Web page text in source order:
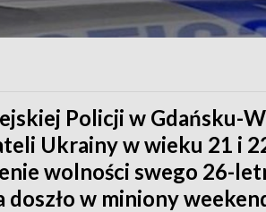
Policji w Gdańsku-
Ukrainy w wieku 21 i
wolności swego 26-
doszło w miniony